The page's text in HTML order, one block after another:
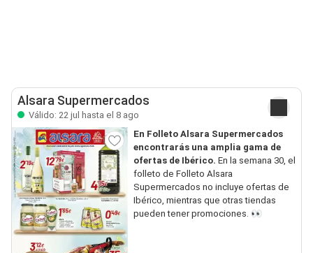
Alsara Supermercados
Válido: 22 jul hasta el 8 ago
En Folleto Alsara Supermercados
encontrarás una amplia gama de
ofertas de Ibérico. En la semana 30, el
folleto de Folleto Alsara
Supermercados no incluye ofertas de
Ibérico, mientras que otras tiendas
pueden tener promociones. 👀